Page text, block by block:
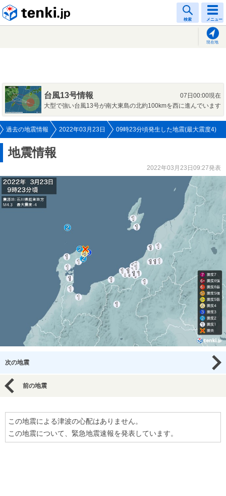
検索 メニュー
現在地
台風13号情報
07日00:00現在
大型で強い台風13号が南大東島の北約100kmを西に進んでいます
過去の地震情報 2022年03月23日 09時23分頃発生した地震(最大震度4)
地震情報
2022年03月23日09:27発表
次の地震
前の地震
この地震による津波の心配はありません。
この地震について、緊急地震速報を発表しています。